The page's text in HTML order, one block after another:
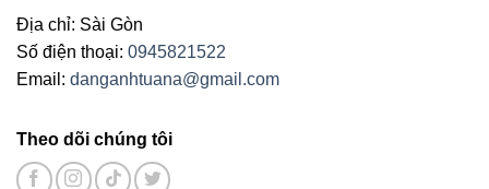
Địa chỉ: Sài Gòn
Số điện thoại: 0945821522
Email: danganhtuana@gmail.com
Theo dõi chúng tôi